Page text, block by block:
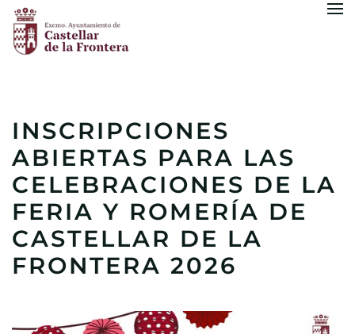
Skip to main content
INSCRIPCIONES
ABIERTAS PARA LAS
CELEBRACIONES DE LA
FERIA Y ROMERÍA DE
CASTELLAR DE LA
FRONTERA 2026